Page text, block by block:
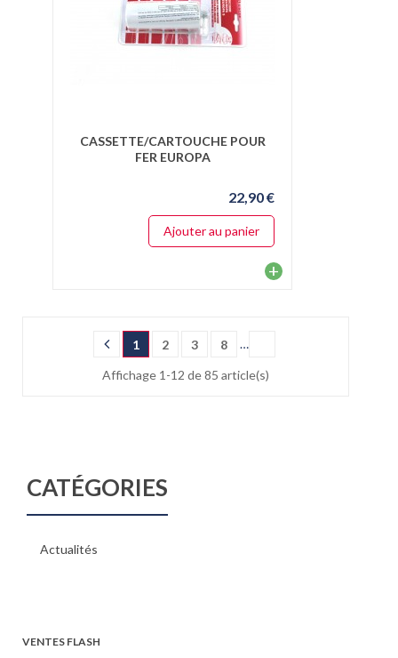
CATÉGORIES
Actualités
VENTES FLASH
CASSETTE/CARTOUCHE POUR
FER EUROPA
22,90 €
Ajouter au panier
+
1 2 3 …
8
Affichage 1-12 de 85 article(s)